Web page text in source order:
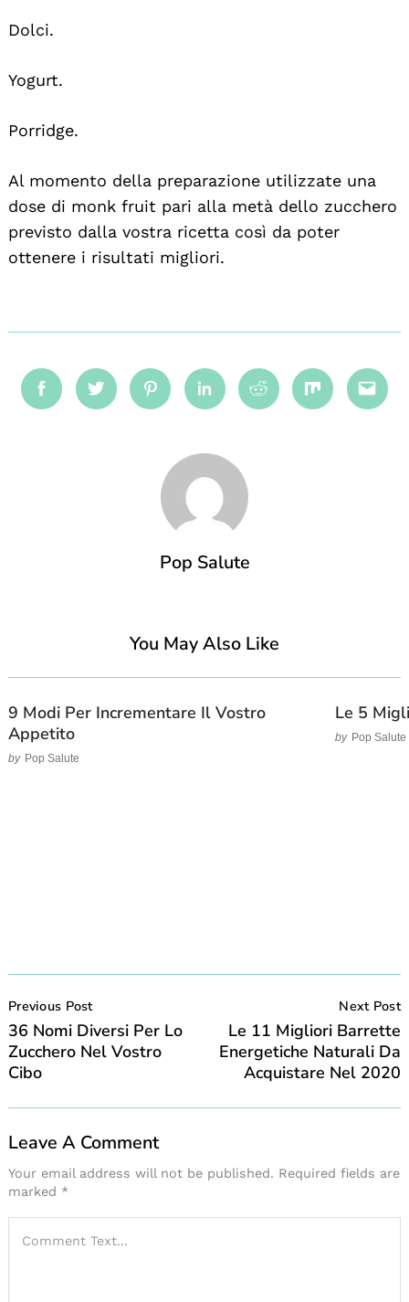
Dolci.
Yogurt.
Porridge.
Al momento della preparazione utilizzate una
dose di monk fruit pari alla metà dello zucchero
previsto dalla vostra ricetta così da poter
ottenere i risultati migliori.
FacebookTwitterPinterestLinkedinRedditMix
Pop Salute
You May Also Like
9 Modi Per Incrementare Il Vostro
Appetito
by Pop Salute
Le 5
by Pop Salute
Navigation
Previous Post
36 Nomi Diversi Per Lo
Zucchero Nel Vostro
Cibo
Next Post
Le 11 Migliori Barrette
Energetiche Naturali Da
Acquistare Nel 2020
Leave A Comment
Your email address will not be published. Required fields are
marked *